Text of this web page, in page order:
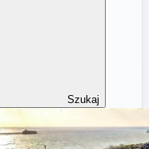
Szukaj